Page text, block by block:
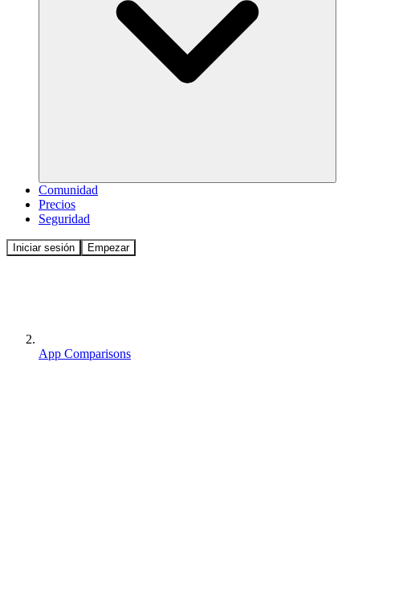
Comunidad
Precios
Seguridad
Iniciar sesión Empezar
App Comparisons